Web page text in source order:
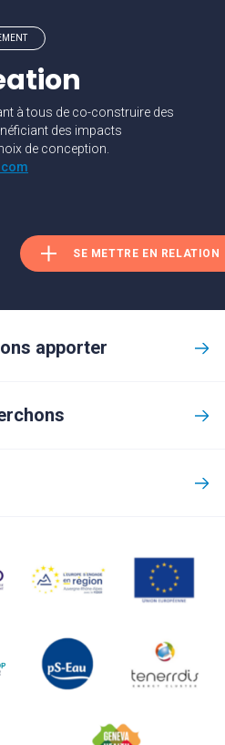
à tous de co-construire des
des impacts
de conception.
SE METTRE EN RELATION
apporter